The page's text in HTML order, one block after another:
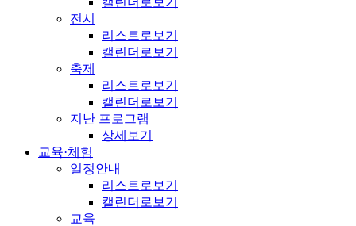
전시
리스트로보기
캘린더로보기
축제
리스트로보기
캘린더로보기
지난 프로그램
상세보기
교육·체험
일정안내
리스트로보기
캘린더로보기
교육